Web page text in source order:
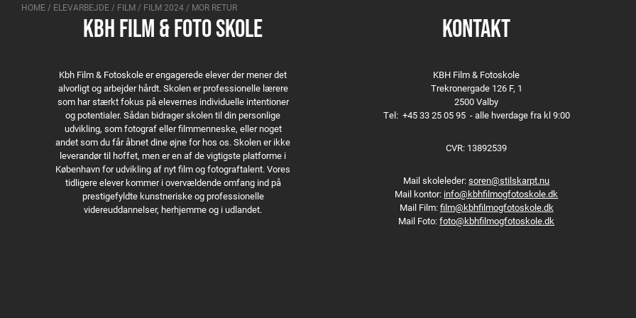
HOME / ELEVARBEJDE / FILM / FILM 2024 / MOR RETUR
KBH FILM & FOTO SKOLE
Kbh Film & Fotoskole er engagerede elever der mener det
alvorligt og arbejder hårdt. Skolen er professionelle lærere
som har stærkt fokus på elevernes individuelle intentioner
og potentialer. Sådan bidrager skolen til din personlige
udvikling, som fotograf eller filmmenneske, eller noget
andet som du får åbnet dine øjne for hos os. Skolen er ikke
leverandør til hoffet, men er en af de vigtigste platforme i
København for udvikling af nyt film og fotograftalent. Vores
tidligere elever kommer i overvældende omfang ind på
prestigefyldte kunstneriske og professionelle
videreuddannelser, herhjemme og i udlandet.
KONTAKT
KBH Film & Fotoskole
Trekronergade 126 F, 1
2500 Valby
Tel: +45 33 25 05 95- alle hverdage fra kl 9:00
CVR: 13892539
Mail skoleleder:soren@stilskarpt.nu
Mail kontor: info@kbhfilmogfotoskole.dk
Mail Film:film@kbhfilmogfotoskole.dk
Mail Foto:foto@kbhfilmogfotoskole.dk